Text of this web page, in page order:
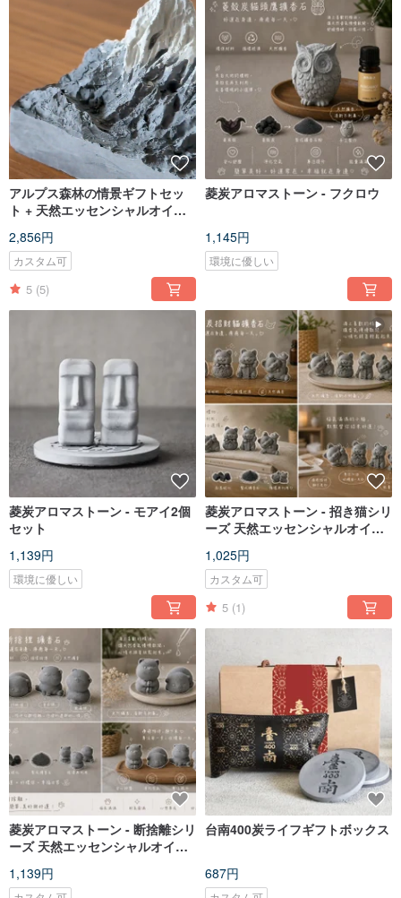
アルプス森林の情景ギフトセッ
ト + 天然エッセンシャルオイル
2,856円
カスタム可
5 (5)
菱炭アロマストーン - フクロウ
1,145円
環境に優しい
菱炭アロマストーン - モアイ2個
セット
1,139円
環境に優しい
菱炭アロマストーン - 招き猫シリ
ーズ 天然エッセンシャルオイル
1,025円
カスタム可
5 (1)
菱炭アロマストーン - 断捨離シリ
ーズ 天然エッセンシャルオイル
1,139円
台南400炭ライフギフトボックス
687円